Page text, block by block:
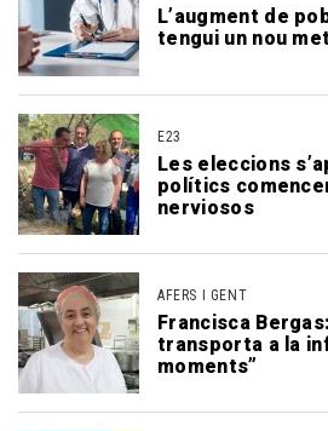
L’augment de
tengui un nou
E23
Les eleccions
polítics
nerviosos
AFERS I GENT
Francisca
transporta a la
moments”